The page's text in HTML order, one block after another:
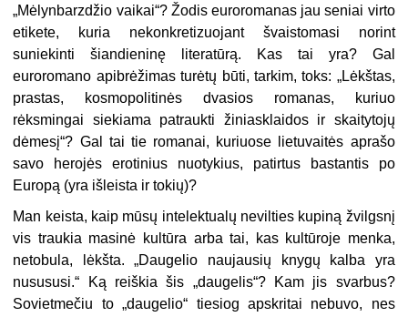
„Mėlynbarzdžio vaikai“? Žodis euroromanas jau seniai virto
etikete, kuria nekonkretizuojant švaistomasi norint
suniekinti šiandieninę literatūrą. Kas tai yra? Gal
euroromano apibrėžimas turėtų būti, tarkim, toks: „Lėkštas,
prastas, kosmopolitinės dvasios romanas, kuriuo
rėksmingai siekiama patraukti žiniasklaidos ir skaitytojų
dėmesį“? Gal tai tie romanai, kuriuose lietuvaitės aprašo
savo herojės erotinius nuotykius, patirtus bastantis po
Europą (yra išleista ir tokių)?
Man keista, kaip mūsų intelektualų nevilties kupiną žvilgsnį
vis traukia masinė kultūra arba tai, kas kultūroje menka,
netobula, lėkšta. „Daugelio naujausių knygų kalba yra
nusususi.“ Ką reiškia šis „daugelis“? Kam jis svarbus?
Sovietmečiu to „daugelio“ tiesiog apskritai nebuvo, nes